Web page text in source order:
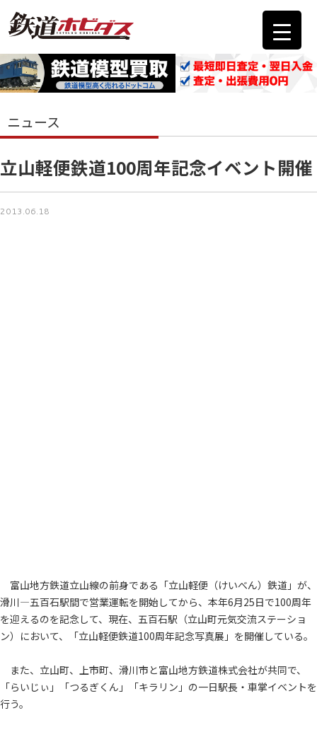
ニュース
立山軽便鉄道100周年記念イベント開催
2013.06.18
富山地方鉄道立山線の前身である「立山軽便（けいべん）鉄道」が、
滑川―五百石駅間で営業運転を開始してから、本年6月25日で100周年
を迎えるのを記念して、現在、五百石駅（立山町元気交流ステーショ
ン）において、「立山軽便鉄道100周年記念写真展」を開催している。
また、立山町、上市町、滑川市と富山地方鉄道株式会社が共同で、
「らいじぃ」「つるぎくん」「キラリン」の一日駅長・車掌イベントを
行う。